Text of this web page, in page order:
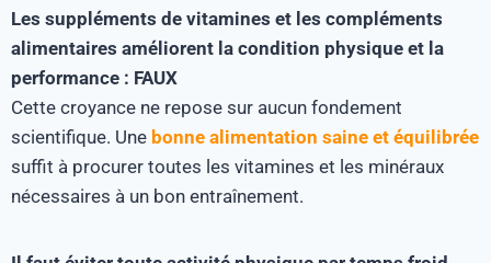
Les suppléments de vitamines et les compléments
alimentaires améliorent la condition physique et la
performance : FAUX
Cette croyance ne repose sur aucun fondement
scientifique. Une bonne alimentation saine et équilibrée
suffit à procurer toutes les vitamines et les minéraux
nécessaires à un bon entraînement.